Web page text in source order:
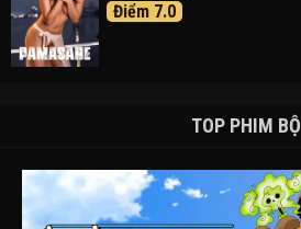
Điểm 7.0
TOP PHIM BỘ